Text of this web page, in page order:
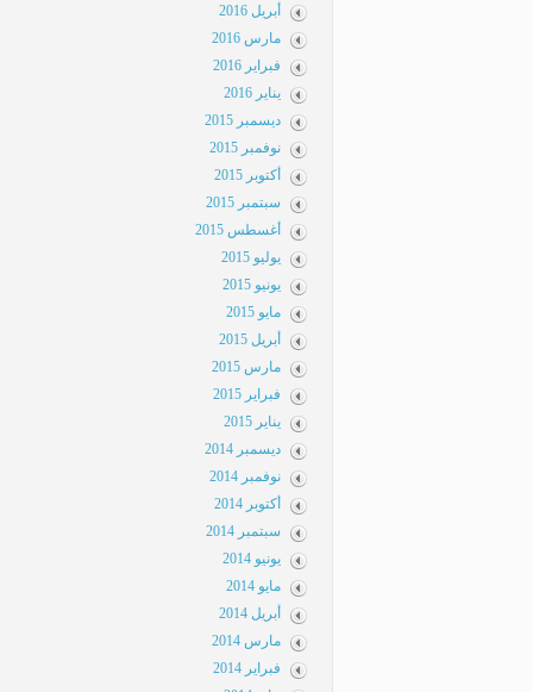
أبريل 2016
مارس 2016
فبراير 2016
يناير 2016
ديسمبر 2015
نوفمبر 2015
أكتوبر 2015
سبتمبر 2015
أغسطس 2015
يوليو 2015
يونيو 2015
مايو 2015
أبريل 2015
مارس 2015
فبراير 2015
يناير 2015
ديسمبر 2014
نوفمبر 2014
أكتوبر 2014
سبتمبر 2014
يونيو 2014
مايو 2014
أبريل 2014
مارس 2014
فبراير 2014